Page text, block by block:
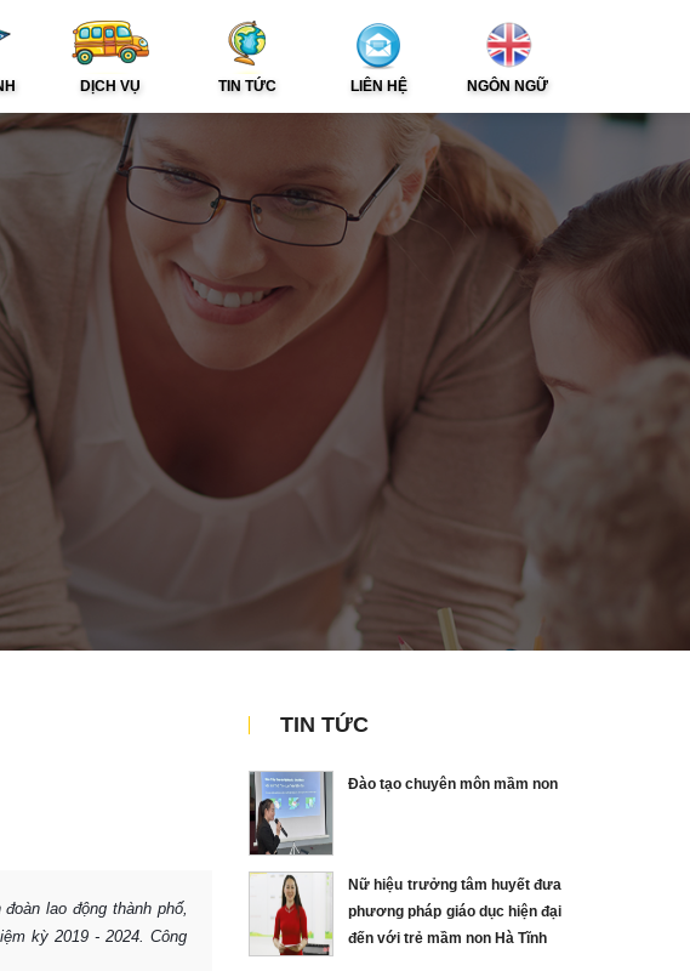
DỊCH VỤ TIN TỨC LIÊN HỆ NGÔN NGỮ
lao động thành phố,
kỳ 2019 - 2024. Công
TIN TỨC
Đào tạo chuyên môn mầm non
Nữ hiệu trưởng tâm huyết đưa
phương pháp giáo dục hiện đại
đến với trẻ mầm non Hà Tĩnh